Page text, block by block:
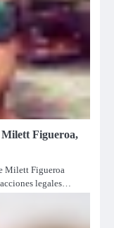
Figueroa,
Milett Figueroa
acciones legales…